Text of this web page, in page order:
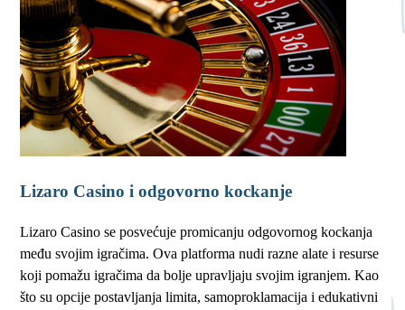
Lizaro Casino i odgovorno kockanje
Lizaro Casino se posvećuje promicanju odgovornog kockanja
među svojim igračima. Ova platforma nudi razne alate i resurse
koji pomažu igračima da bolje upravljaju svojim igranjem. Kao
što su opcije postavljanja limita, samoproklamacija i edukativni